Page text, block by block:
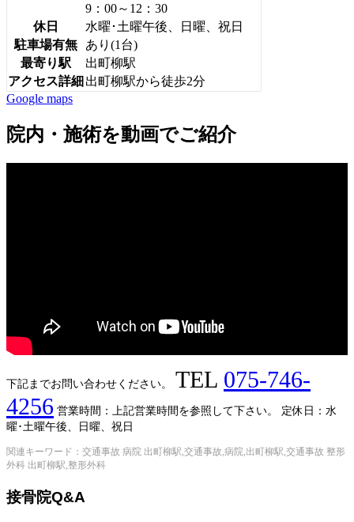
9：00～12：30
休日
水曜･土曜午後、日曜、祝日
駐車場有無
あり(1台)
最寄り駅
出町柳駅
アクセス詳細 出町柳駅から徒歩2分
Google maps
院内・施術を動画でご紹介
下記までお問い合わせください。 TEL 075-746-
4256 営業時間：上記営業時間を参照して下さい。
定休日：水
曜･土曜午後、日曜、祝日
関連キーワード：交通事故 病院 出町柳駅,交通事故,病院,出町柳駅,交通事故 整形
外科 出町柳駅,整形外科
接骨院Q&A